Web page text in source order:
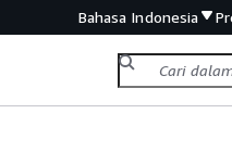
Bahasa Indonesia